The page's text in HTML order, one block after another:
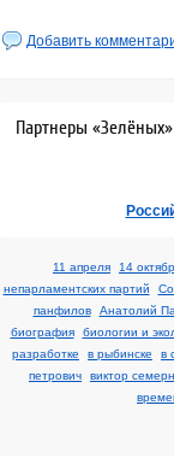
Добавить
Партнеры «Зелёных»
11 апреля 14
непарламентских партий
панфилов
Анатолий
биография
биологии и
разработке
в рыбинске в
петрович
виктор